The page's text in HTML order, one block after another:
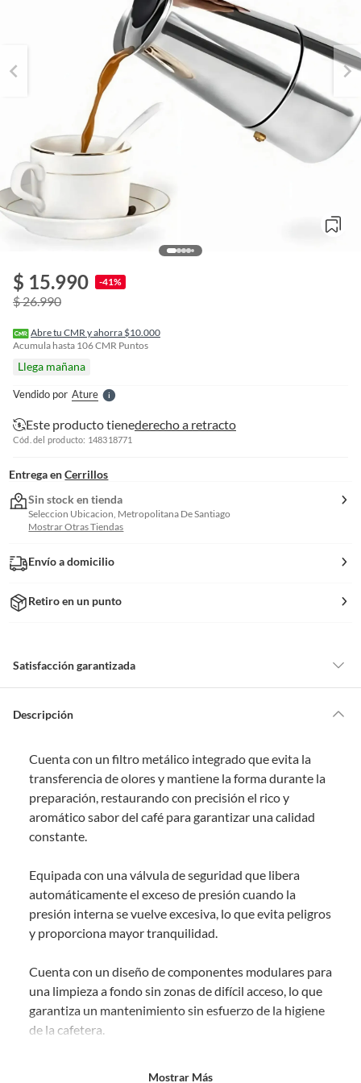
$ 15.990 -41%
$ 26.990
Abre tu CMR y ahorra $10.000
Acumula hasta 106CMR Puntos
Llega mañana
Vendido por AtureS
e
r
f
o
Este producto tienederecho a retracto
Cód. del producto: 148318771
Entrega en Cerrillos
Sin stock en tienda
Seleccion Ubicacion, Metropolitana De Santiago
Mostrar Otras Tiendas
Envío a domicilio
Retiro en un punto
Satisfacción garantizada
de la compra.
comprado por internet y que hay ciertas categorías que no tienen este
derecho:
Productos que, por su naturaleza, no puedan ser devueltos,
puedan deteriorarse o caducar con rapidez.
Confeccionados a la medida.
En sodimac.cl te damos30 días desde que recibes el producto. Debe
estar en perfecto estado, con todas sus etiquetas y sin uso, tal como te lo
entregamos.
Productos digitales que se entregan a través de una descarga
para el computador.
Productos a pedido o confeccionados a medida.
Productos que han sido informados como imperfectos, usados,
reparados, abiertos, de segunda selección, remanufacturados o
Descripción
Cuenta con un filtro metálico integrado que evita la
transferencia de olores y mantiene la forma durante la
preparación, restaurando con precisión el rico y
aromático sabor del café para garantizar una calidad
constante.
Equipada con una válvula de seguridad que libera
automáticamente el exceso de presión cuando la
presión interna se vuelve excesiva, lo que evita peligros
y proporciona mayor tranquilidad.
Cuenta con un diseño de componentes modulares para
una limpieza a fondo sin zonas de difícil acceso, lo que
garantiza un mantenimiento sin esfuerzo de la higiene
de la cafetera.
Mostrar Más